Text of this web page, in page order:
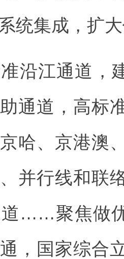
统集成，扩
沿江通道，
通道，高标
哈、京港澳
并行线和联
……聚焦做
，国家综合